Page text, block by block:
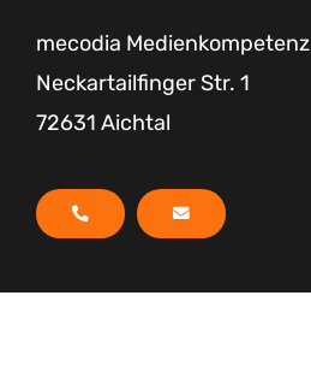
mecodia Medienkompetenz
Neckartailfinger Str. 1
72631 Aichtal